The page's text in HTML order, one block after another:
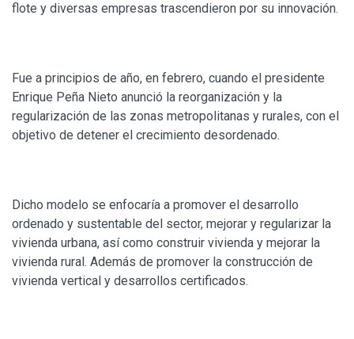
flote y diversas empresas trascendieron por su innovación.
Fue a principios de año, en febrero, cuando el presidente
Enrique Peña Nieto anunció la reorganización y la
regularización de las zonas metropolitanas y rurales, con el
objetivo de detener el crecimiento desordenado.
Dicho modelo se enfocaría a promover el desarrollo
ordenado y sustentable del sector, mejorar y regularizar la
vivienda urbana, así como construir vivienda y mejorar la
vivienda rural. Además de promover la construcción de
vivienda vertical y desarrollos certificados.